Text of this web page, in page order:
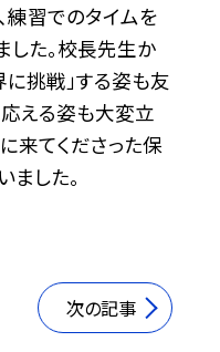
練習でのタイムを
した。校長先生か
挑戦」する姿も友
える姿も大変立
来てくださった保
した。
次の記事